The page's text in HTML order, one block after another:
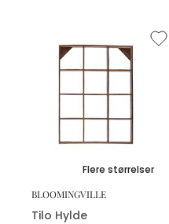
Flere størrelser
BLOOMINGVILLE
Tilo Hylde